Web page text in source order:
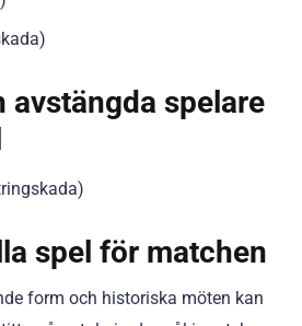
avstängda spelare
spel för matchen
form och historiska möten kan